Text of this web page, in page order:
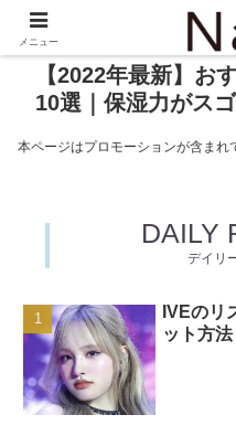
【2022年最新】お
10選｜保湿力がスゴ
本ページはプロモーションが含まれ
DAILY
デイリ
IVEのリ
ット方法
メニュー